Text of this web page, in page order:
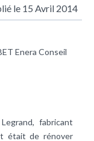
le 15 Avril 2014
Enera Conseil
fabricant
était de rénover